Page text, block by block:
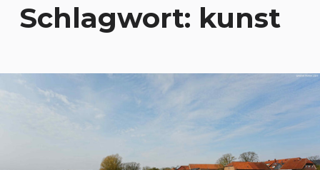
Schlagwort: kunst